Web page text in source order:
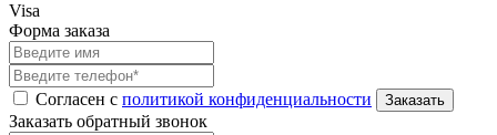
Visa
Форма заказа
Согласен с политикой конфиденциальности
Заказать обратный звонок